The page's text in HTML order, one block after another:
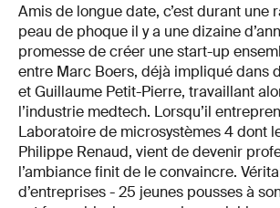
Amis de longue date, c’est durant une
peau de phoque il y a une dizaine
promesse de créer une start-up
entre Marc Boers, déjà impliqué dans
et Guillaume Petit-Pierre, travaillant
l’industrie medtech. Lorsqu’il
Laboratoire de microsystèmes 4 dont
Philippe Renaud, vient de devenir
l’ambiance finit de le convaincre.
d’entreprises - 25 jeunes pousses à